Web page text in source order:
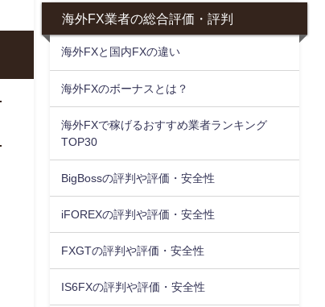
海外FX業者の総合評価・評判
海外FXと国内FXの違い
海外FXのボーナスとは？
海外FXで稼げるおすすめ業者ランキング
TOP30
BigBossの評判や評価・安全性
iFOREXの評判や評価・安全性
FXGTの評判や評価・安全性
IS6FXの評判や評価・安全性